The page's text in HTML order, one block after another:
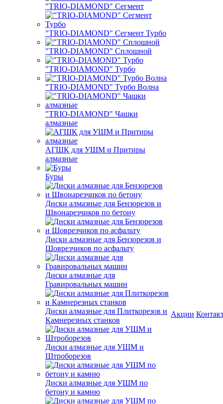
"TRIO-DIAMOND" Сегмент
"TRIO-DIAMOND" Сегмент Турбо
"TRIO-DIAMOND" Сплошной
"TRIO-DIAMOND" Турбо
"TRIO-DIAMOND" Турбо Волна
"TRIO-DIAMOND" Чашки
алмазные
АГШК для УШМ и Притиры
алмазные
Буры
Диски алмазные для Бензорезов и
Швонарезчиков по бетону
Диски алмазные для Бензорезов и
Шоврезчиков по асфальту
Диски алмазные для
Гравировальных машин
Диски алмазные для Плиткорезов и
Камнерезных станков
Диски алмазные для УШМ и
Штроборезов
Диски алмазные для УШМ по
бетону и камню
Акции